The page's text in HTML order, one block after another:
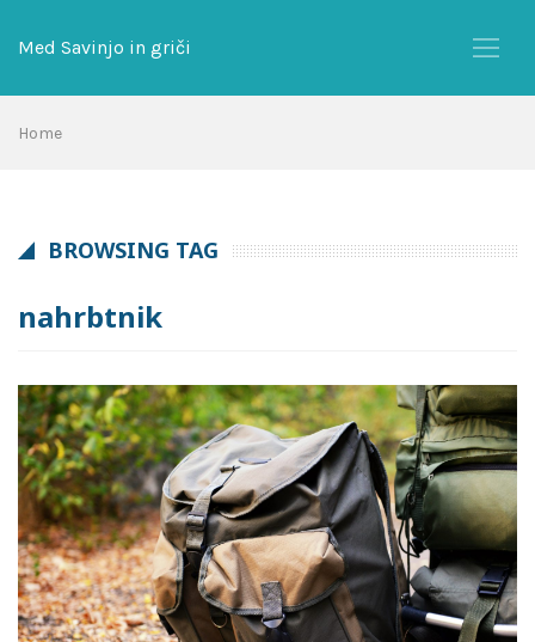
Med Savinjo in griči
Home
BROWSING TAG
nahrbtnik